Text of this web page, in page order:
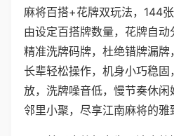
麻将百搭+花牌双玩法，144
由设定百搭牌数量，花牌自
精准洗牌码牌，杜绝错牌漏牌
长辈轻松操作，机身小巧稳
放，洗牌噪音低，慢节奏休闲
邻里小聚，尽享江南麻将的雅